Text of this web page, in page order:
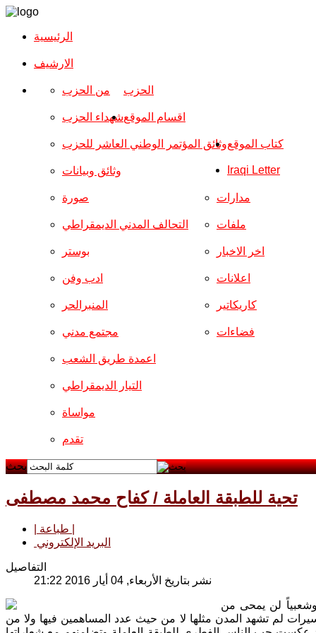
الرئيسية
الارشیف
الحزب من الحزب
شهداء الحزب
وثائق المؤتمر الوطني العاشر للحزب
وثائق وبيانات
اقسام الموقع
صورة
التحالف المدني الديمقراطي
بوستر
ادب وفن
المنبرالحر
مجتمع مدني
مدارات
ملفات
اخر الاخبار
اعلانات
كاريكاتير
فضاءات
اعمدة طريق الشعب
التيار الديمقراطي
مواساة
تقدم
كتاب الموقع
Iraqi Letter
بحث
تحية للطبقة العاملة / كفاح محمد مصطفى
البريد الإلكتروني
التفاصيل
نشر بتاريخ الأربعاء, 04 أيار 2016 21:22
وشعبياً لن يمحى من
لم تشهد المدن مثلها لا من حيث عدد المساهمين فيها ولا من